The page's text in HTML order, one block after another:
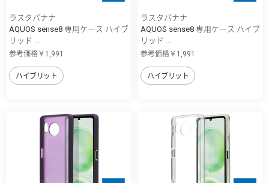
ラスタバナナ
AQUOS sense8 専用ケース ハイブ
リッド ...
参考価格￥1,991
ハイブリット
ラスタバナナ
AQUOS sense8 専用ケース ハイブ
リッド ...
参考価格￥1,991
ハイブリット